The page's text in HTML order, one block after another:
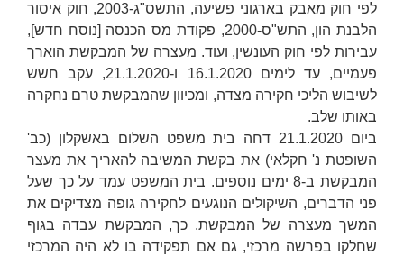
לפי חוק מאבק בארגוני פשיעה, התשס"ג-2003, חוק איסור
הלבנת הון, התש"ס-2000, פקודת מס הכנסה [נוסח חדש],
עבירות לפי חוק העונשין, ועוד. מעצרה של המבקשת הוארך
פעמיים, עד לימים 16.1.2020 ו-21.1.2020, עקב חשש
לשיבוש הליכי חקירה מצדה, ומכיוון שהמבקשת טרם נחקרה
באותו שלב.
ביום 21.1.2020 דחה בית משפט השלום באשקלון (כב'
השופטת נ' חקלאי) את בקשת המשיבה להאריך את מעצר
המבקשת ב-8 ימים נוספים. בית המשפט עמד על כך שעל
פני הדברים, השיקולים הנוגעים לחקירה גופה מצדיקים את
המשך מעצרה של המבקשת. כך, המבקשת עבדה בגוף
שחלקו בפרשה מרכזי, גם אם תפקידה בו לא היה המרכזי